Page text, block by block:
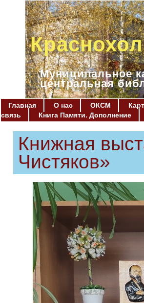
Муниципальное
центральная
Главная О нас ОКСМ
связь
Книга Памяти. Дополнение
Книжная
Чистяков»